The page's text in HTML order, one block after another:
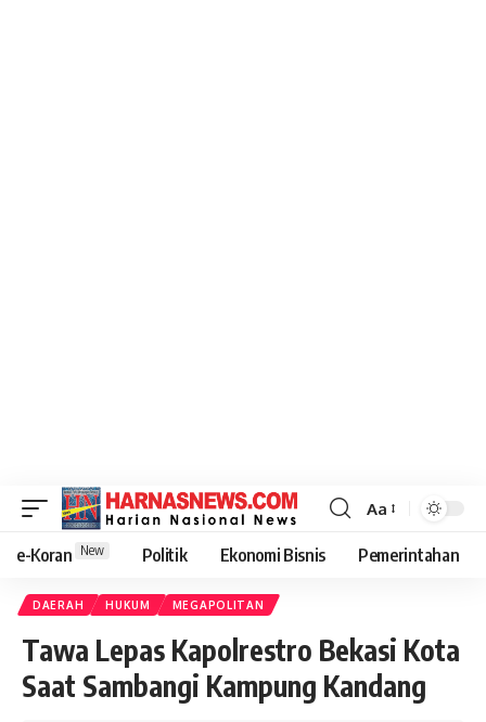
Aa
e-Koran New Politik Ekonomi Bisnis Pemerintahan
DAERAH HUKUM MEGAPOLITAN
Tawa Lepas Kapolrestro Bekasi Kota
Saat Sambangi Kampung Kandang